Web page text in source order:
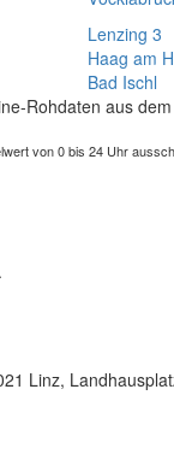
Lenzing 3
Haag am
Bad Ischl
Rohdaten aus
von 0 bis 24 Uhr
.
Linz,